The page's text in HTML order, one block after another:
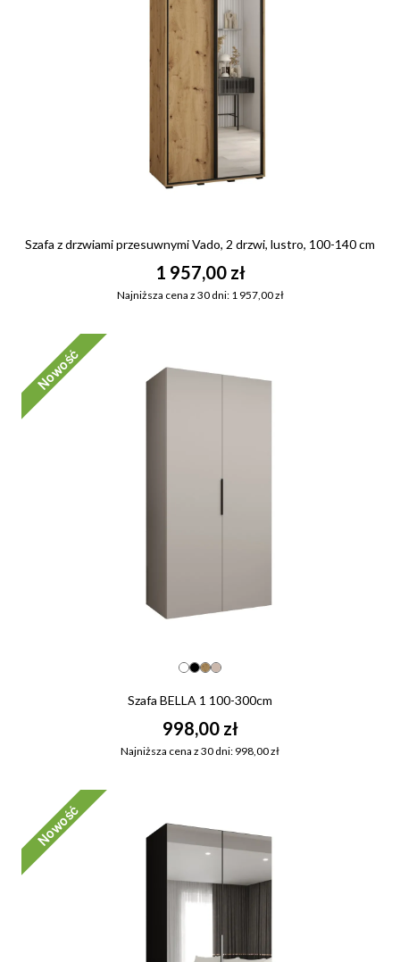
Szafa z drzwiami przesuwnymi Vado, 2 drzwi, lustro, 100-140 cm
1 957,00 zł
Najniższa cena z 30 dni: 1 957,00 zł
Nowość
Szafa BELLA 1 100-300cm
998,00 zł
Najniższa cena z 30 dni: 998,00 zł
Nowość